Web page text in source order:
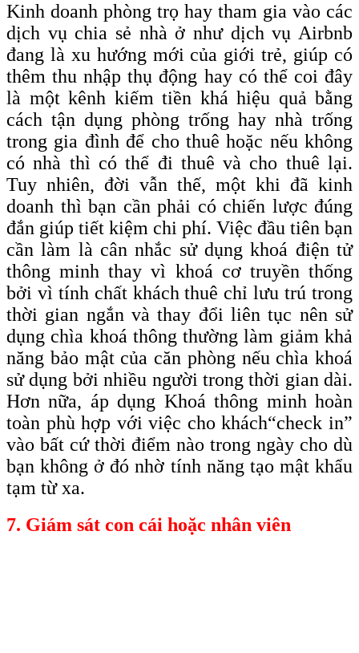
Kinh doanh phòng trọ hay tham gia vào các
dịch vụ chia sẻ nhà ở như dịch vụ Airbnb
đang là xu hướng mới của giới trẻ, giúp có
thêm thu nhập thụ động hay có thể coi đây
là một kênh kiếm tiền khá hiệu quả bằng
cách tận dụng phòng trống hay nhà trống
trong gia đình để cho thuê hoặc nếu không
có nhà thì có thể đi thuê và cho thuê lại.
Tuy nhiên, đời vẫn thế, một khi đã kinh
doanh thì bạn cần phải có chiến lược đúng
đắn giúp tiết kiệm chi phí. Việc đầu tiên bạn
cần làm là cân nhắc sử dụng khoá điện tử
thông minh thay vì khoá cơ truyền thống
bởi vì tính chất khách thuê chỉ lưu trú trong
thời gian ngắn và thay đổi liên tục nên sử
dụng chìa khoá thông thường làm giảm khả
năng bảo mật của căn phòng nếu chìa khoá
sử dụng bởi nhiều người trong thời gian dài.
Hơn nữa, áp dụng Khoá thông minh hoàn
toàn phù hợp với việc cho khách“checkin”
vào bất cứ thời điểm nào trong ngày cho dù
bạn không ở đó nhờ tính năng tạo mật khẩu
tạm từ xa.
7. Giám sát con cái hoặc nhân viên